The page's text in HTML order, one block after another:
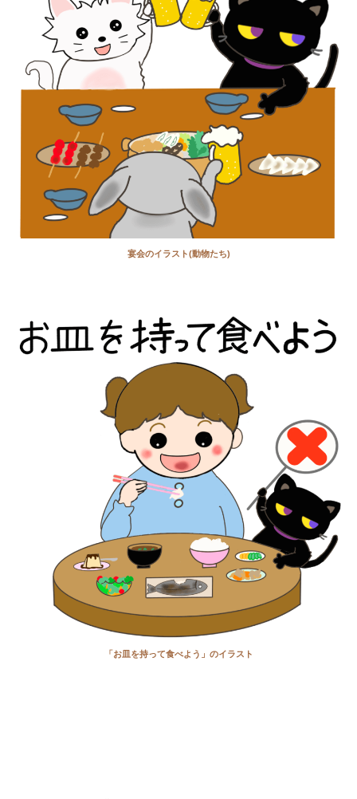
宴会のイラスト(動物たち)
「お皿を持って食べよう」のイラスト